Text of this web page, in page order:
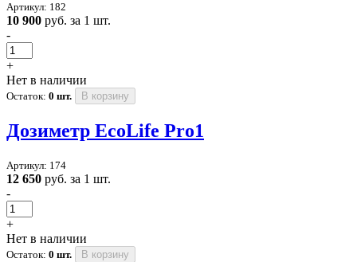
Артикул: 182
10 900 руб. за 1 шт.
-
+
Нет в наличии
Остаток: 0 шт. В корзину
Дозиметр EcoLife Pro1
Артикул: 174
12 650 руб. за 1 шт.
-
+
Нет в наличии
Остаток: 0 шт. В корзину